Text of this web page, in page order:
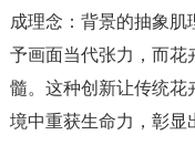
成理念：背景的抽象
予画面当代张力，而花
髓。这种创新让传统花
境中重获生命力，彰显